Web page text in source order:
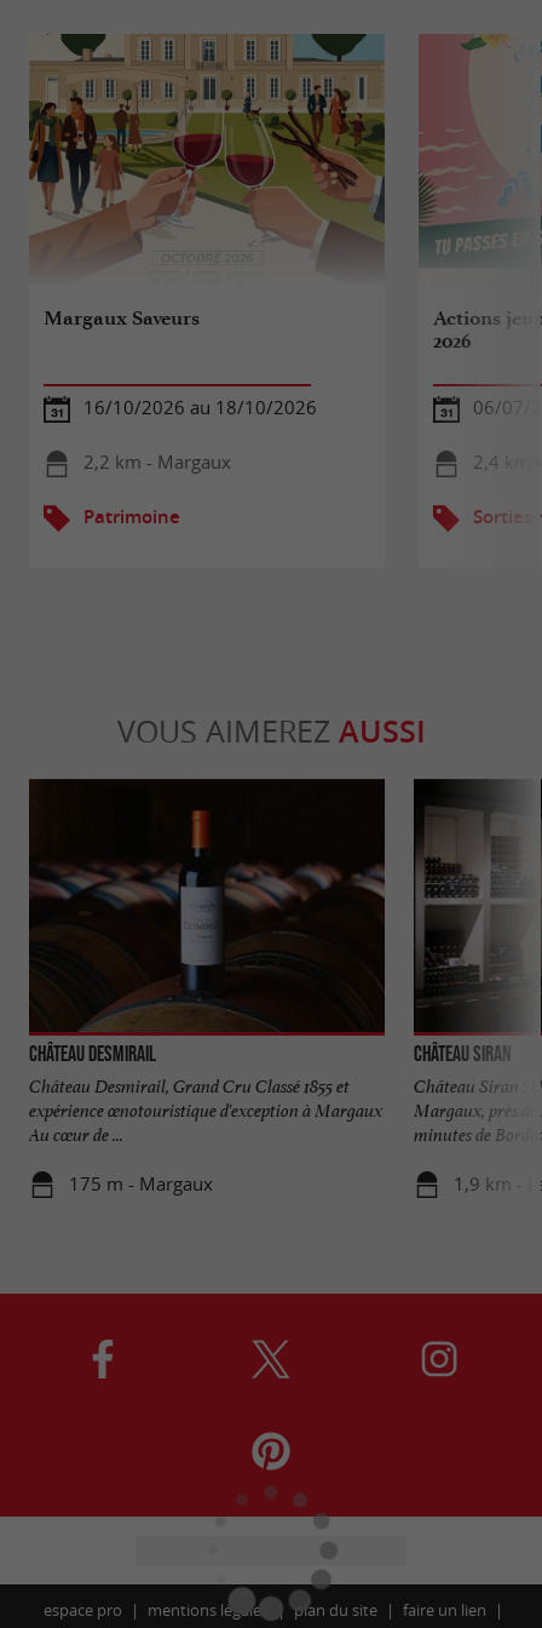
Margaux Saveurs
16/10/2026 au 18/10/2026
2,2 km - Margaux
Patrimoine
Actions
2026
06/07/
2,4 km
Sorties
VOUS AIMEREZ AUSSI
Château Desmirail
Château Desmirail, Grand Cru Classé 1855 et
expérience œnotouristique d'exception à Margaux
Au cœur de ...
175 m - Margaux
Château Siran
Château Siran :
Margaux, près
minutes de
1,9 km -
espace pro mentions légales plan du site faire un lien